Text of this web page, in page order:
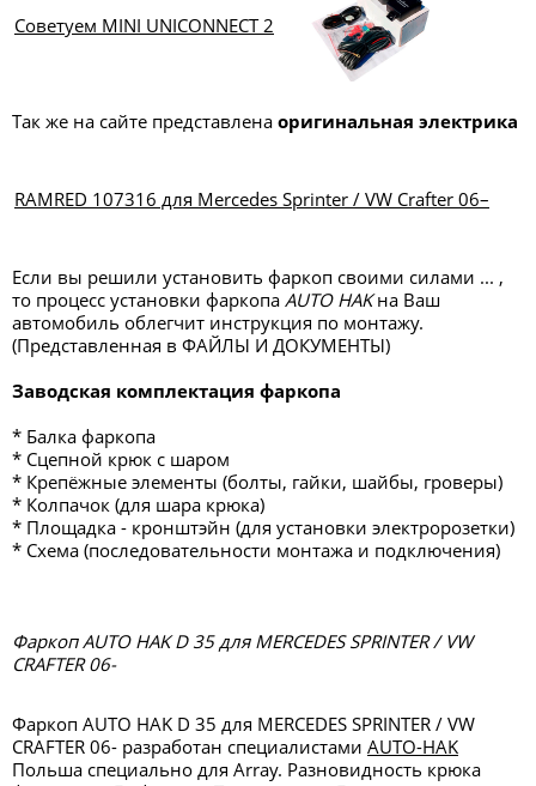
Советуем MINI UNICONNECT 2
Так же на сайте представлена оригинальная электрика
RAMRED 107316 для Mercedes Sprinter / VW Crafter 06–
Если вы решили установить фаркоп своими силами ... ,
то процесс установки фаркопа AUTO HAKна Ваш
автомобиль облегчит инструкция по монтажу.
(Представленная в ФАЙЛЫ И ДОКУМЕНТЫ)
Заводская комплектация фаркопа
* Балка фаркопа
* Сцепной крюк с шаром
* Крепёжные элементы (болты, гайки, шайбы, гроверы)
* Колпачок (для шара крюка)
* Площадка - кронштэйн (для установки электророзетки)
* Схема (последовательности монтажа и подключения)
Фаркоп AUTO HAK D 35 для MERCEDES SPRINTER / VW
CRAFTER 06-
Фаркоп AUTO HAK D 35 для MERCEDES SPRINTER / VW
CRAFTER 06- разработан специалистами AUTO-HAK
Польша специально для Array. Разновидность крюка